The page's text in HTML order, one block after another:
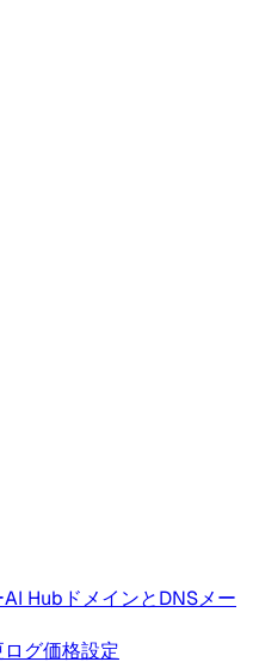
AI Hub ドメインとDNSメー
ログ価格設定